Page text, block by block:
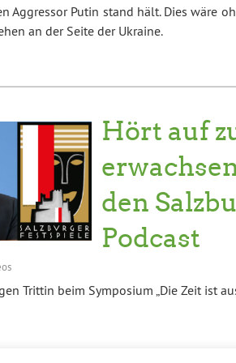
Aggressor Putin stand hält. Dies wäre
an der Seite der Ukraine.
Hört auf
den
Podcast
Trittin beim Symposium „Die Zeit ist